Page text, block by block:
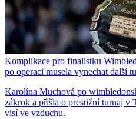
Komplikace pro finalistku
po operaci musela vynechat další
Karolína Muchová po
zákrok a přišla o prestižní turnaj v
visí ve vzduchu.